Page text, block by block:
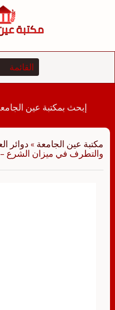
إبحث بمكتبة عين الجامعة
مكتبة عين الجامعة » دوائر
والتطرف في ميزان الشرع